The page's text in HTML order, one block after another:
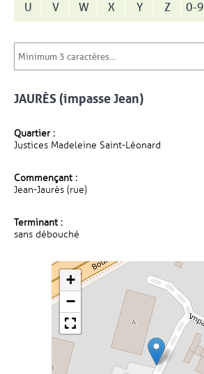
U
V W X Y Z 0-9
JAURÈS (impasse Jean)
Quartier :
Justices Madeleine Saint-Léonard
Commençant :
Jean-Jaurès (rue)
Terminant :
sans débouché
+
−